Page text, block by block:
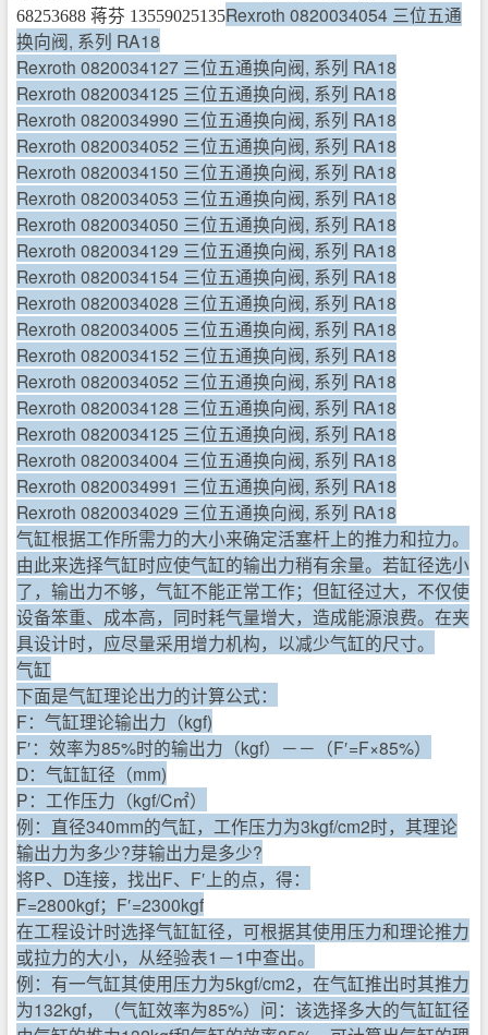
68253688 蒋芬 13559025135Rexroth 0820034054 三位五通
换向阀, 系列 RA18
Rexroth 0820034127 三位五通换向阀, 系列 RA18
Rexroth 0820034125 三位五通换向阀, 系列 RA18
Rexroth 0820034990 三位五通换向阀, 系列 RA18
Rexroth 0820034052 三位五通换向阀, 系列 RA18
Rexroth 0820034150 三位五通换向阀, 系列 RA18
Rexroth 0820034053 三位五通换向阀, 系列 RA18
Rexroth 0820034050 三位五通换向阀, 系列 RA18
Rexroth 0820034129 三位五通换向阀, 系列 RA18
Rexroth 0820034154 三位五通换向阀, 系列 RA18
Rexroth 0820034028 三位五通换向阀, 系列 RA18
Rexroth 0820034005 三位五通换向阀, 系列 RA18
Rexroth 0820034152 三位五通换向阀, 系列 RA18
Rexroth 0820034052 三位五通换向阀, 系列 RA18
Rexroth 0820034128 三位五通换向阀, 系列 RA18
Rexroth 0820034125 三位五通换向阀, 系列 RA18
Rexroth 0820034004 三位五通换向阀, 系列 RA18
Rexroth 0820034991 三位五通换向阀, 系列 RA18
Rexroth 0820034029 三位五通换向阀, 系列 RA18
气缸根据工作所需力的大小来确定活塞杆上的推力和拉力。
由此来选择气缸时应使气缸的输出力稍有余量。若缸径选小
了，输出力不够，气缸不能正常工作；但缸径过大，不仅使
设备笨重、成本高，同时耗气量增大，造成能源浪费。在夹
具设计时，应尽量采用增力机构，以减少气缸的尺寸。
气缸
下面是气缸理论出力的计算公式：
F：气缸理论输出力（kgf)
F′：效率为85%时的输出力（kgf）－－（F′=F×85%）
D：气缸缸径（mm)
P：工作压力（kgf/C㎡）
例：直径340mm的气缸，工作压力为3kgf/cm2时，其理论
输出力为多少?芽输出力是多少?
将P、D连接，找出F、F′上的点，得：
F=2800kgf；F′=2300kgf
在工程设计时选择气缸缸径，可根据其使用压力和理论推力
或拉力的大小，从经验表1－1中查出。
例：有一气缸其使用压力为5kgf/cm2，在气缸推出时其推力
为132kgf，（气缸效率为85%）问：该选择多大的气缸缸径